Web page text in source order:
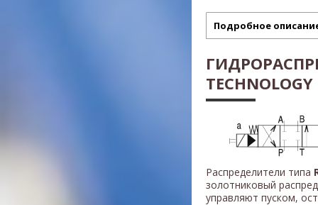
Подробное
Распределители типа
золотниковый
управляют пуском,